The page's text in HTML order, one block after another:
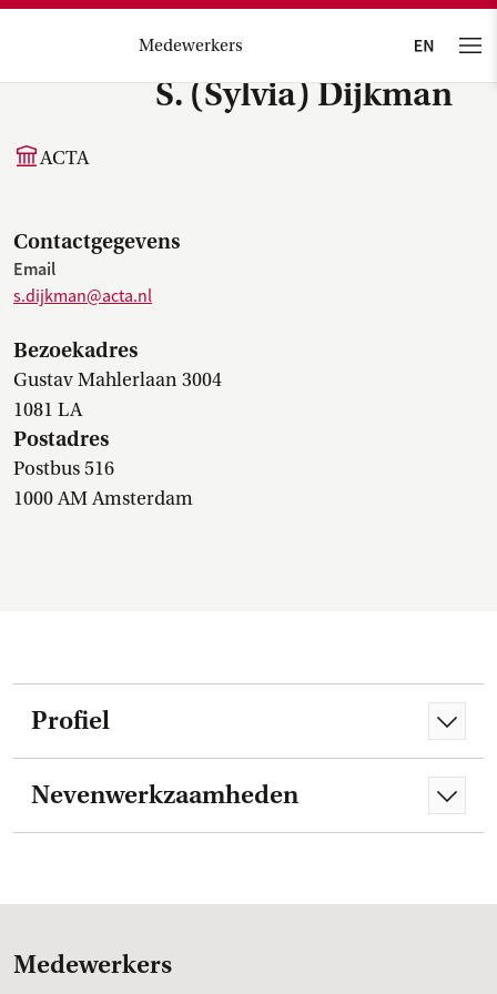
Medewerkers
S. (Sylvia) Dijkman
ACTA
Contactgegevens
Email
s.dijkman@acta.nl
Bezoekadres
Gustav Mahlerlaan 3004
1081 LA
Postadres
Postbus 516
1000 AM Amsterdam
Profiel
Nevenwerkzaamheden
Medewerkers